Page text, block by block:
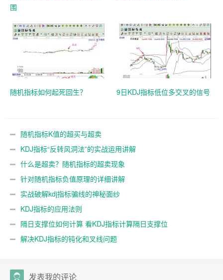
围
随机指标如何起死回生？ 9日KDJ指标低位多交叉的信号
随机指标K值的超买与超卖
KDJ指标“反转风洞法”的实战运用讲解
什么是超卖？随机指标的超卖现象
针对随机指标负值原理的详细讲解
实战破解kdj指标骗线的神秘面纱
KDJ指标的应用法则
隔日支撑位如何计算 看KDJ指标计算隔日支撑位
解决KDJ指标的钝化和叉线问题
发表我的评论